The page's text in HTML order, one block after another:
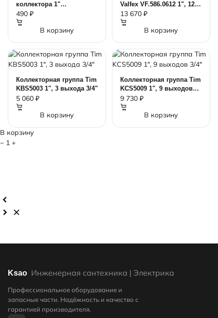
коллектора 1"
нержавеющая сталь, Tim
FZ037-4 (2 шт)
490 ₽
В корзину
Valfex VF.586.0612 1", 12
выходов 3/4"
нержавеющая сталь
13 670 ₽
В корзину
Коллекторная группа Tim
KBS5003 1", 3 выхода 3/4"
5 060 ₽
В корзину
Коллекторная группа Tim
KCS5009 1", 9 выходов
3/4"
9 730 ₽
В корзину
В корзину
− 1 +
Ksao Инженерная сантехника | Электрика
Профессиональное оборудование и
запасные части. Надёжность и качество с
гарантией производителя.